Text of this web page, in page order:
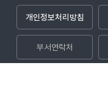
개인정보처리방침
부서연락처